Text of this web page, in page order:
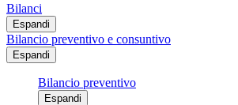
Bilanci
Espandi
Bilancio preventivo e consuntivo
Espandi
Bilancio preventivo
Espandi